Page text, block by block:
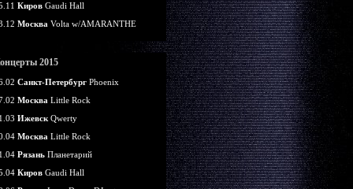
Киров Gaudi Hall
Москва Volta w/AMARANTHE
2015
Санкт-Петербург Phoenix
Москва Little Rock
Ижевск Qwerty
Москва Little Rock
Рязань Планетарий
Киров Gaudi Hall